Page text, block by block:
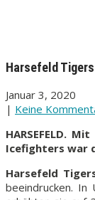
Harsefeld
Januar 3, 2020
| Keine
HARSEFELD.
Icefighters war
Harsefeld
beeindrucken.